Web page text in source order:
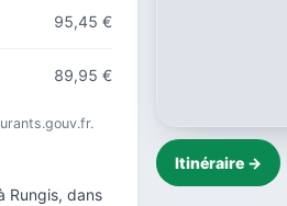
95,45 €
89,95 €
Rungis, dans
Itinéraire →